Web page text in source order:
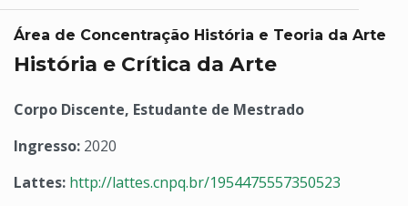
Área de Concentração História e Teoria da Arte
História e Crítica da Arte
Corpo Discente, Estudante de Mestrado
Ingresso: 2020
Lattes: http://lattes.cnpq.br/1954475557350523